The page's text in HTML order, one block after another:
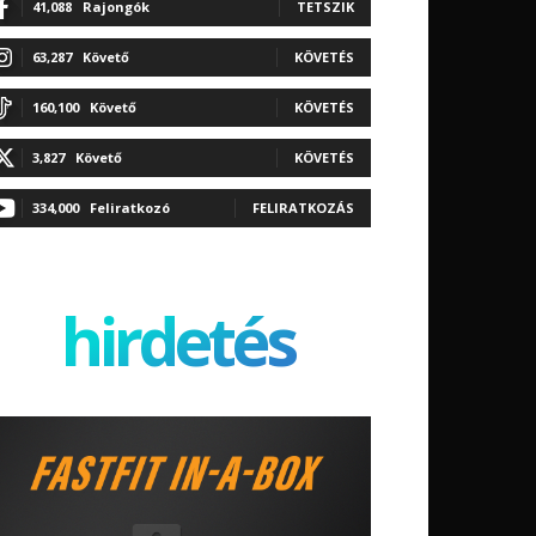
41,088 Rajongók TETSZIK
63,287 Követő KÖVETÉS
160,100 Követő KÖVETÉS
3,827 Követő KÖVETÉS
334,000 Feliratkozó FELIRATKOZÁS
hirdetés